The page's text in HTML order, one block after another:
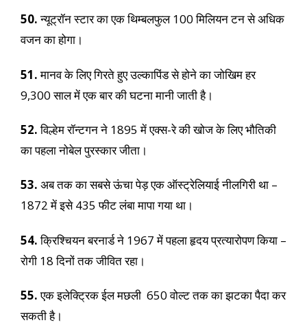
50.न्यूट्रॉन स्टार का एक थिम्बलफुल 100 मिलियन टन से अधिक
वजन का होगा।
51.मानव के लिए गिरते हुए उल्कापिंड से होने का जोखिम हर
9,300 साल में एक बार की घटना मानी जाती है।
52.विल्हेम रॉन्टगन ने 1895 में एक्स-रे की खोज के लिए भौतिकी
का पहला नोबेल पुरस्कार जीता।
53. अब तक का सबसे ऊंचा पेड़ एक ऑस्ट्रेलियाई नीलगिरी था –
1872 में इसे 435 फीट लंबा मापा गया था।
54.क्रिश्चियन बरनार्ड ने 1967 में पहला हृदय प्रत्यारोपण किया –
रोगी 18 दिनों तक जीवित रहा।
55.एक इलेक्ट्रिक ईल मछली 650 वोल्ट तक का झटका पैदा कर
सकती है।